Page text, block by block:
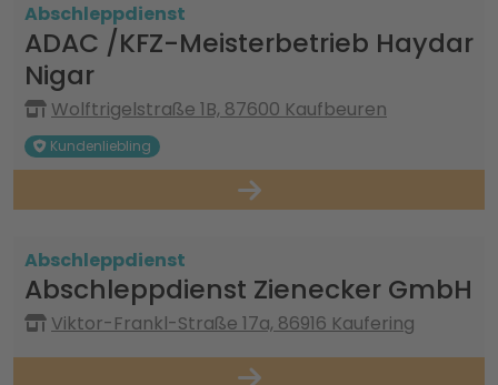
Abschleppdienst
ADAC /KFZ-Meisterbetrieb Haydar
Nigar
Wolftrigelstraße 1B, 87600 Kaufbeuren
Kundenliebling
Abschleppdienst
Abschleppdienst Zienecker GmbH
Viktor-Frankl-Straße 17a, 86916 Kaufering